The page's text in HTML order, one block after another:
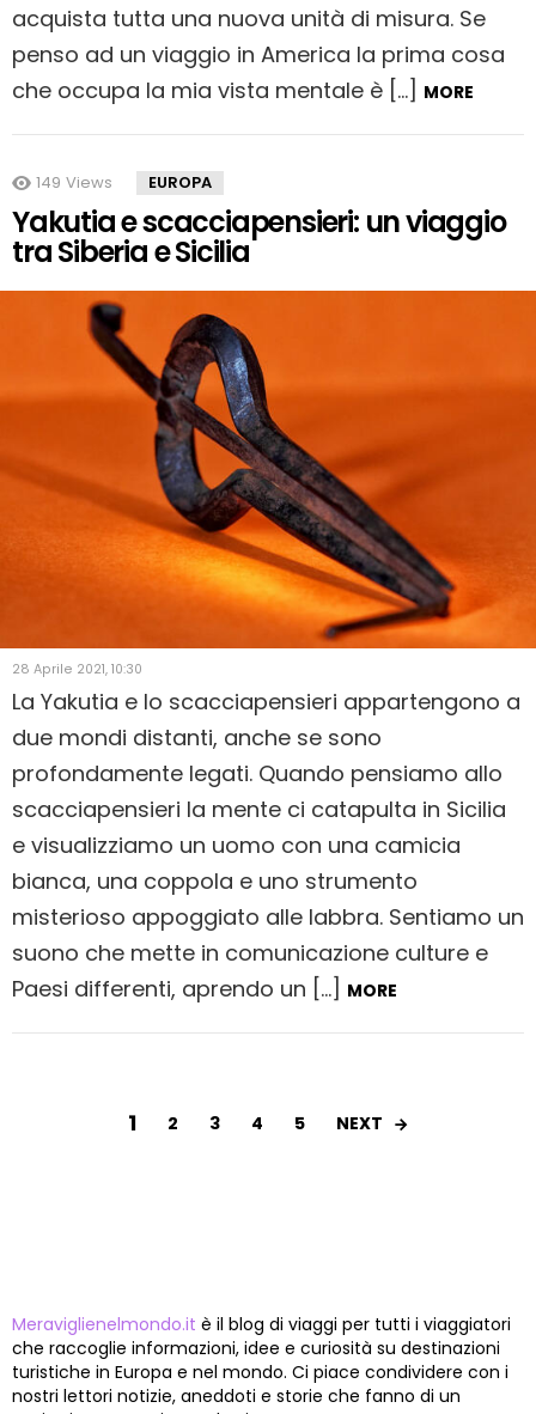
acquista tutta una nuova unità di misura. Se
penso ad un viaggio in America la prima cosa
che occupa la mia vista mentale è […] MORE
149 Views EUROPA
Yakutia e scacciapensieri: un viaggio
tra Siberia e Sicilia
28 Aprile 2021, 10:30
La Yakutia e lo scacciapensieri appartengono a
due mondi distanti, anche se sono
profondamente legati. Quando pensiamo allo
scacciapensieri la mente ci catapulta in Sicilia
e visualizziamo un uomo con una camicia
bianca, una coppola e uno strumento
misterioso appoggiato alle labbra. Sentiamo un
suono che mette in comunicazione culture e
Paesi differenti, aprendo un […] MORE
1 2 3 4 5 NEXT
Meraviglienelmondo.it è il blog di viaggi per tutti i viaggiatori
che raccoglie informazioni, idee e curiosità su destinazioni
turistiche in Europa e nel mondo. Ci piace condividere con i
nostri lettori notizie, aneddoti e storie che fanno di un